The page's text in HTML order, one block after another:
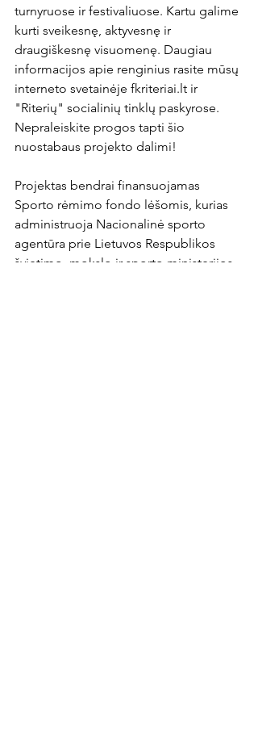
turnyruose ir festivaliuose. Kartu galime
kurti sveikesnę, aktyvesnę ir
draugiškesnę visuomenę. Daugiau
informacijos apie renginius rasite mūsų
interneto svetainėje fkriteriai.lt ir
"Riterių" socialinių tinklų paskyrose.
Nepraleiskite progos tapti šio
nuostabaus projekto dalimi!
Projektas bendrai finansuojamas
Sporto rėmimo fondo lėšomis, kurias
administruoja Nacionalinė sporto
agentūra prie Lietuvos Respublikos
švietimo, mokslo ir sporto ministerijos.